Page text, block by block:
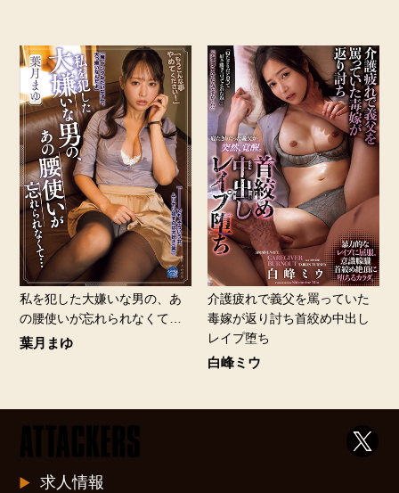
私を犯した大嫌いな男の、あ
の腰使いが忘れられなくて…
葉月まゆ
介護疲れで義父を罵っていた
毒嫁が返り討ち首絞め中出し
レイプ堕ち
白峰ミウ
求人情報